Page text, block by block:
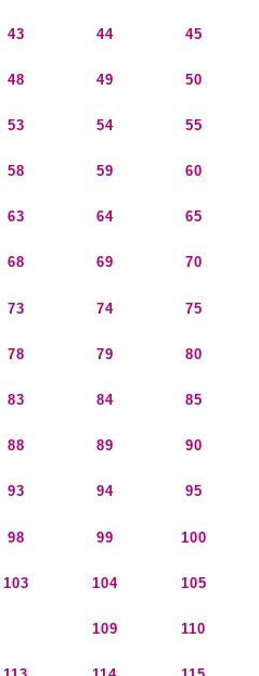
43 44 45
48 49 50
53 54 55
58 59 60
63 64 65
68 69 70
73 74 75
78 79 80
83 84 85
88 89 90
93 94 95
98 99 100
103 104 105
109 110